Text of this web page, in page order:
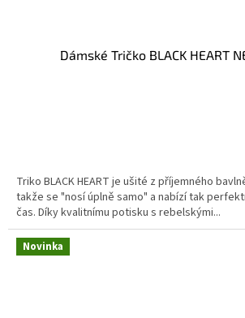
Dámské Tričko BLACK HEART
Triko BLACK HEART je ušité z příjemného
takže se "nosí úplně samo" a nabízí tak
čas. Díky kvalitnímu potisku s rebelskými...
Novinka